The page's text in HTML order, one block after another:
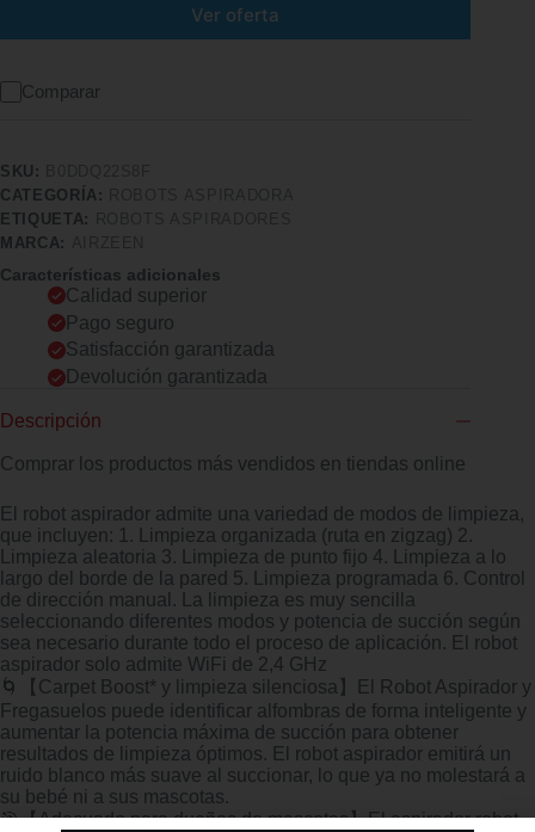
Ver oferta
Comparar
SKU:
CATEGORÍA:
ETIQUETA:
MARCA:
Características adicionales
Calidad superior
Pago seguro
Satisfacción garantizada
Devolución garantizada
Descripción
Comprar los productos más vendidos en tiendas online
El robot aspirador admite una variedad de modos de limpieza,
que incluyen: 1. Limpieza organizada (ruta en zigzag) 2.
Limpieza aleatoria 3. Limpieza de punto fijo 4. Limpieza a lo
largo del borde de la pared 5. Limpieza programada 6. Control
de dirección manual. La limpieza es muy sencilla
seleccionando diferentes modos y potencia de succión según
sea necesario durante todo el proceso de aplicación. El robot
aspirador solo admite WiFi de 2,4 GHz
🌀【Carpet Boost* y limpieza silenciosa】El Robot Aspirador y
Fregasuelos puede identificar alfombras de forma inteligente y
aumentar la potencia máxima de succión para obtener
resultados de limpieza óptimos. El robot aspirador emitirá un
ruido blanco más suave al succionar, lo que ya no molestará a
su bebé ni a sus mascotas.
🎯【Adecuado para dueños de mascotas】El aspirador robot